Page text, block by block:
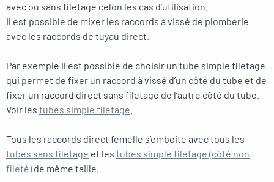
avec ou sans filetage celon les cas d’utilisation.
Il est possible de mixer les raccords à vissé de plomberie
avec les raccords de tuyau direct.
Par exemple il est possible de choisir un tube simple filetage
qui permet de fixer un raccord à vissé d’un côté du tube et de
fixer un raccord direct sans filetage de l’autre côté du tube.
Voir les tubes simple filetage
Tous les raccords direct femelle s’emboite avec tous les
tubes sans filetage et les tubes simple filetage (côté non
fileté)de même taille.